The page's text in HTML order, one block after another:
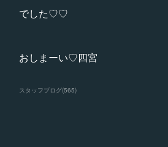
でした♡♡
おしまーい♡四宮
スタッフブログ(565)